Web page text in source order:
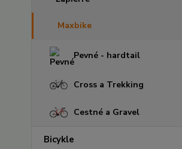
Maxbike
Pevné - hardtail
Cross a Trekking
Cestné a Gravel
Bicykle